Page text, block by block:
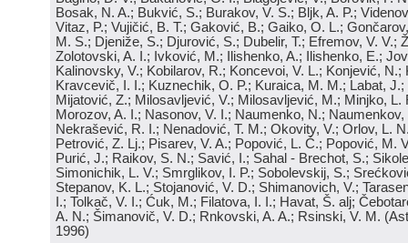
Bosak, N. A.; Bukvić, S.; Burakov, V. S.; Bljk, A. P.;
Vitaz, P.; Vujičić, B. T.; Gaković, B.; Gaiko, O. L.;
M. S.; Djeniže, S.; Djurović, S.; Dubelir, T.; Efremov, V. V.;
Zolotovski, A. I.; Ivković, M.; Ilishenko, A.; Ilishenko, E.;
Kalinovsky, V.; Kobilarov, R.; Koncevoi, V. L.; Konjević, N.;
Kravcevič, I. I.; Kuznechik, O. P.; Kuraica, M. M.; Labat,
Mijatović, Z.; Milosavljević, V.; Milosavljević, M.; Minjko, L.
Morozov, A. I.; Nasonov, V. I.; Naumenko, N.; Naumenkov,
Nekrašević, R. I.; Nenadović, T. M.; Okovity, V.; Orlov, L.
Petrović, Z. Lj.; Pisarev, V. A.; Popović, L. Č.; Popović, M.
Purić, J.; Raikov, S. N.; Savić, I.; Sahal - Brechot, S.;
Simonichik, L. V.; Smrglikov, I. P.; Sobolevskij, S.;
Stepanov, K. L.; Stojanović, V. D.; Shimanovich, V.;
I.; Tolkač, V. I.; Ćuk, M.; Filatova, I. I.; Havat, Š. alj;
A. N.; Šimanovič, V. D.; Rnkovski, A. A.; Rsinski, V. M. (
1996)